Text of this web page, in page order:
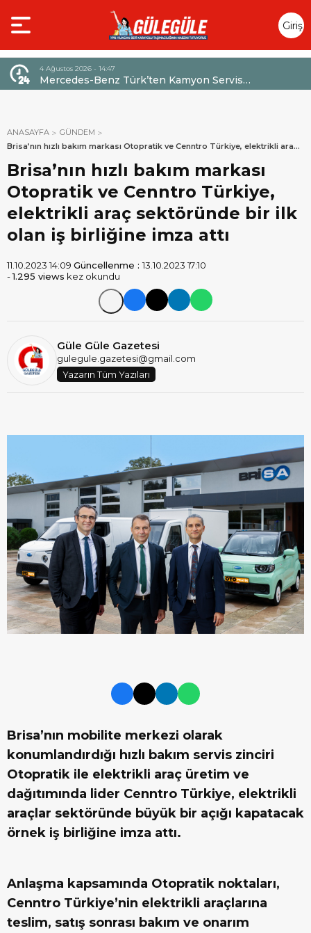
Giriş
Yap
4 Ağustos 2026 - 14:47
Mercedes-Benz Türk’ten Kamyon Servis
Sözleşmelerinde 36 Aya Varan Taksit İmkânı
ANASAYFA
GÜNDEM
Brisa’nın hızlı bakım markası Otopratik ve Cenntro Türkiye, elektrikli araç
sektöründe bir ilk olan iş birliğine imza attı
Brisa’nın hızlı bakım markası
Otopratik ve Cenntro Türkiye,
elektrikli araç sektöründe bir ilk
olan iş birliğine imza attı
11.10.2023 14:09 Güncellenme :13.10.2023 17:10
-1.295 views kez okundu
Güle Güle Gazetesi
gulegule.gazetesi@gmail.com
Yazarın Tüm Yazıları
Brisa’nın mobilite merkezi olarak
konumlandırdığı hızlı bakım servis zinciri
Otopratik ile elektrikli araç üretim ve
dağıtımında lider Cenntro Türkiye, elektrikli
araçlar sektöründe büyük bir açığı kapatacak
örnek iş birliğine imza attı.
Anlaşma kapsamında Otopratik noktaları,
Cenntro Türkiye’nin elektrikli araçlarına
teslim, satış sonrası bakım ve onarım